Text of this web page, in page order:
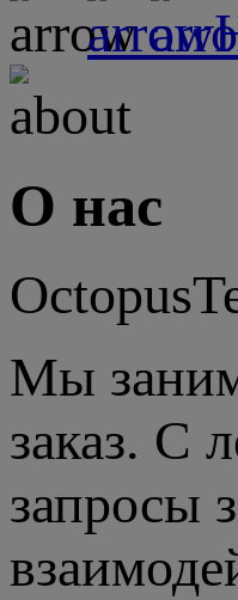
О нас
Мы
заказ. С
запросы